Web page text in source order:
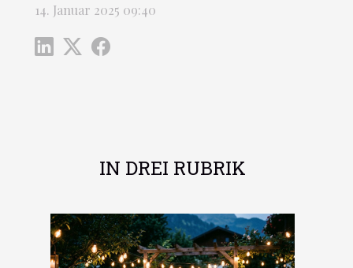
IN DREI RUBRIK
14. Januar 2025 09:40